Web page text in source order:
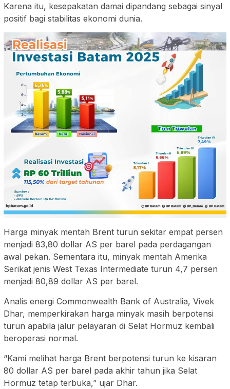
Karena itu, kesepakatan damai dipandang sebagai sinyal
positif bagi stabilitas ekonomi dunia.
Harga minyak mentah Brent turun sekitar empat persen
menjadi 83,80 dollar AS per barel pada perdagangan
awal pekan. Sementara itu, minyak mentah Amerika
Serikat jenis West Texas Intermediate turun 4,7 persen
menjadi 80,89 dollar AS per barel.
Analis energi Commonwealth Bank of Australia, Vivek
Dhar, memperkirakan harga minyak masih berpotensi
turun apabila jalur pelayaran di Selat Hormuz kembali
beroperasi normal.
“Kami melihat harga Brent berpotensi turun ke kisaran
80 dollar AS per barel pada akhir tahun jika Selat
Hormuz tetap terbuka,” ujar Dhar.